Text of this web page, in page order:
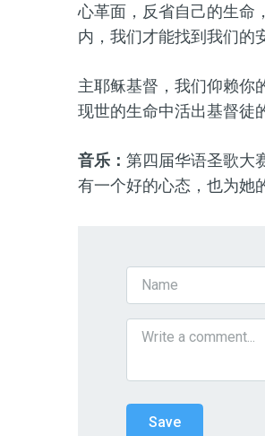
心革面，反省自己的生命
内，我们才能找到我们的
主耶稣基督， 我们仰赖你
现世的生命中活出基督徒
音乐： 第四届华语圣歌大
有一个好的心态，也为她